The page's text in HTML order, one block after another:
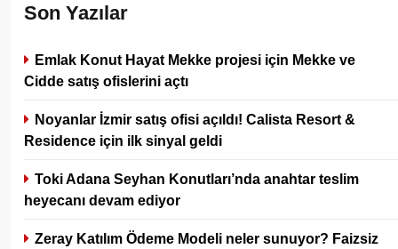
Son Yazılar
Emlak Konut Hayat Mekke projesi için Mekke ve
Cidde satış ofislerini açtı
Noyanlar İzmir satış ofisi açıldı! Calista Resort &
Residence için ilk sinyal geldi
Toki Adana Seyhan Konutları’nda anahtar teslim
heyecanı devam ediyor
Zeray Katılım Ödeme Modeli neler sunuyor? Faizsiz